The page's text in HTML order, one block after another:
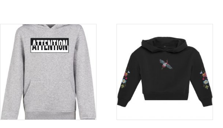
product
heeft
meerdere
variaties.
Deze
optie
kan
gekozen
product
meerdere
variaties.
Deze
optie
kan